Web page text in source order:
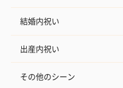
結婚内祝い
出産内祝い
その他のシーン